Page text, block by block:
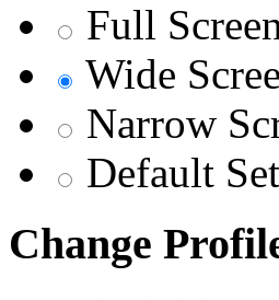
Full
Wide
Narrow
Default
Change